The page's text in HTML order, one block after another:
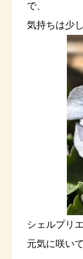
で、
気持ちは少
シェルプリ
元気に咲い